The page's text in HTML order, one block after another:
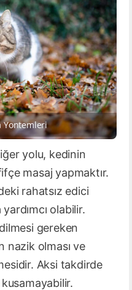
Yontemleri
yolu, kedinin
masaj yapmaktır.
rahatsız edici
olabilir.
gereken
nazik olması ve
Aksi takdirde